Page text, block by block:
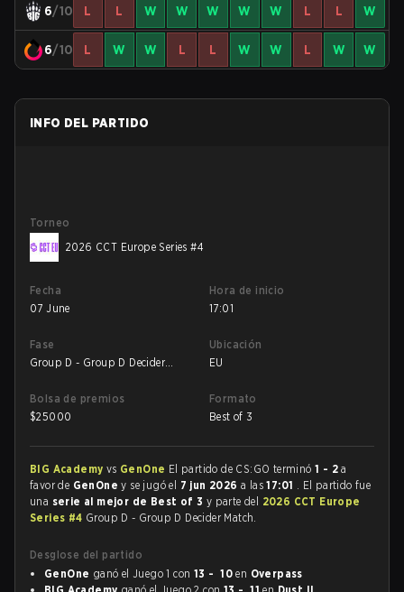
6/10 L L W W W W W L L W
6/10 L W W L L W W L W W
INFO DEL PARTIDO
Torneo
2026 CCT Europe Series #4
Fecha
07 June
Hora de inicio
17:01
Fase
Group D - Group D Decider
Ubicación
EU
Bolsa de premios
$25000
Formato
Best of 3
BIG Academy vs GenOne El partido de CS:GO terminó1 - 2 a
favor de GenOney se jugó el 7 jun 2026a las17:01 . El partido fue
una serie al mejor de Best of 3 y parte del 2026 CCT Europe
Series #4 Group D - Group D Decider Match.
Desglose del partido
GenOne ganó el Juego 1 con 13 - 10 en Overpass